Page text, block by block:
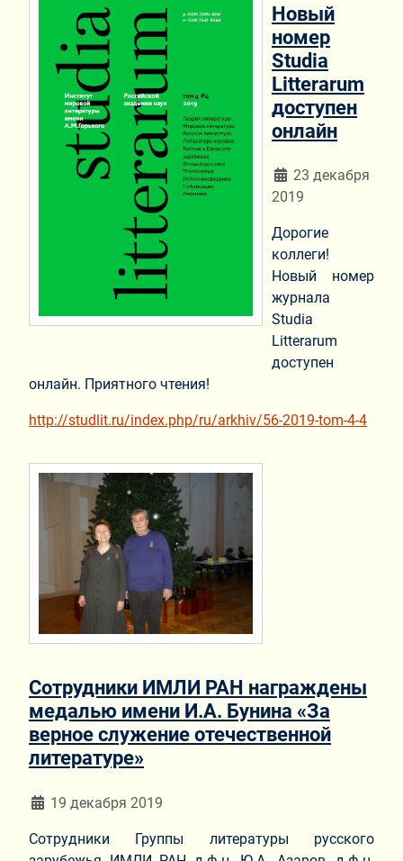
Новый
номер
Studia
Litterarum
доступен
онлайн
Информация о
23 декабря
2019
Дорогие
коллеги!
Новый номер
журнала
Studia
Litterarum
доступен
онлайн. Приятного чтения!
http://studlit.ru/index.php/ru/arkhiv/56-2019-tom-4-4
Сотрудники ИМЛИ РАН награждены
медалью имени И.А. Бунина «За
верное служение отечественной
литературе»
Информация о материале
19 декабря 2019
Сотрудники Группы литературы русского